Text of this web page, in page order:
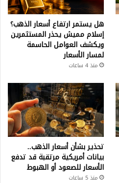
هل يستمر ارتفاع أسعار الذهب؟
إسلام مميش يحذر المستثمرين
ويكشف العوامل الحاسمة
لمسار الأسعار
منذ 4 ساعات
تحذير بشأن أسعار الذهب..
بيانات أمريكية مرتقبة قد تدفع
الأسعار للصعود أو الهبوط
منذ 5 ساعات